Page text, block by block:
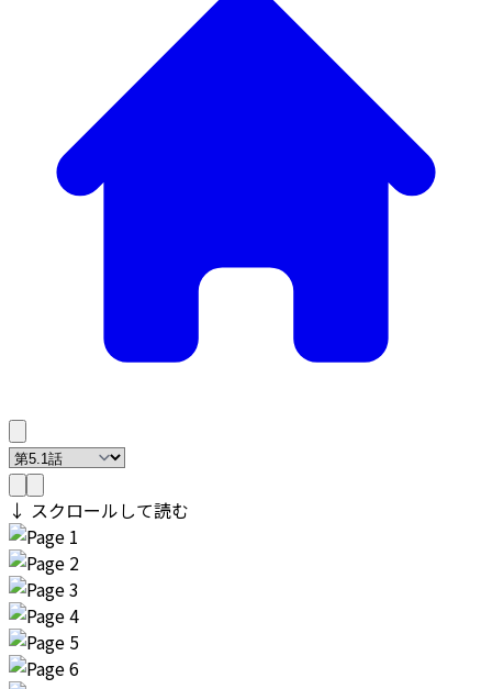
↓ スクロールして読む